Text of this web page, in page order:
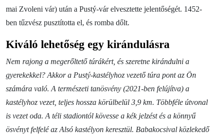
mai Zvoleni vár) után a Pustý-vár elvesztette jelentőségét. 1452-
ben tűzvész pusztította el, és romba dőlt.
Kiváló lehetőség egy kirándulásra
Nem rajong a megerőltető túrákért, és szeretne kirándulni a
gyerekekkel? Akkor a Pustý-kastélyhoz vezető túra pont az Ön
számára való. A természeti tanösvény (2021-ben felújítva) a
kastélyhoz vezet, teljes hossza körülbelül 3,9 km. Többféle útvonal
is vezet oda. A téli stadiontól kövesse a kék jelzést és a könnyű
ösvényt felfelé az Alsó kastélyon keresztül. Babakocsival közlekedő